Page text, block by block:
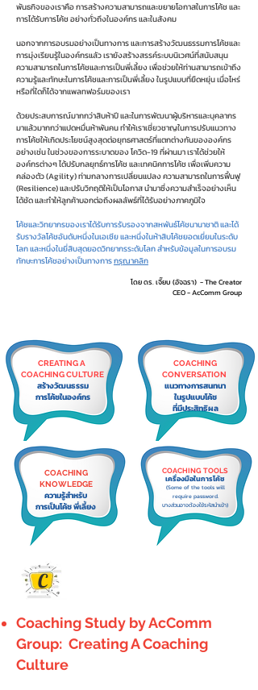
พันธกิจของเราคือ การสร้างความสามารถและขยายโอกาสในการโค้ช และ
การได้รับการโค้ช อย่างทั่วถึงในองค์กร และในสังคม
นอกจากการอบรมอย่างเป็นทางการ และการสร้างวัฒนธรรมการโค้ชและ
การมุ่งเรียนรู้ในองค์กรแลัว เรายังสร้างสรรค์ระบบนิเวศน์ที่สนับสนุน
ความสามารถในการโค้ชและการเป็นพี่เลี้ยง เพื่อช่วยให้ท่านสามารถเข้าถึง
ความรู้และทักษะในการโค้ชและการเป็นพี่เลี้ยง ในรูปแบบที่ยืดหยุ่น เมื่อไหร่
หรือที่ใดก็ได้จากแพลทฟอร์มของเรา
ด้วยประสบการณ์มากกว่าสิบห้าปี และในการพัฒนาผู้บริหารและบุคลากร
มาแล้วมากกว่าแปดหมื่นห้าพันคน ทำให้เราเชี่ยวชาญในการปรับแนวทาง
การโค้ชให้เกิดประโยชน์สูงสุดต่อยุทธศาสตร์ที่แตกต่างกันขององค์กร
อย่างเช่น ในช่วงของการระบาดของ โควิด-19 ที่ผ่านมา เราได้ช่วยให้
องค์กรต่างๆ ได้ปรับกลยุทธ์การโค้ช และเทคนิคการโค้ช​ เพื่อเพิ่มความ
คล่องตัว (Agility) ท่ามกลางการเปลี่ยนแปลง ความสามารถในการฟื้นฟู
(Resilience) และปรับวิกฤติให้เป็นโอกาส นำมาซึ่งความสำเร็จอย่างเห็น
ได้ชัด และทำให้ลูกค้าบอกต่อถึงผลลัพธ์ที่ได้รับอย่างภาคภูมิใจ
โค้ชและวิทยากรของเราได้รับการรับรองจากสหพันธ์โค้ชนานาชาติ และได้
รับรางวัลโค้ชอันดับหนึ่งในเอเซีย และหนึ่งในห้าสิบโค้ชยอดเยี่ยมในระดับ
โลก และหนึ่งในยี่สิบสุดยอดวิทยากรระดับโลก สำหรับข้อมูลในการอบรม
ทักษะการโค้ชอย่างเป็นทางการกรุณาคลิก
โดย ดร. เจี๊ยบ (อัจฉรา) - The Creator
CEO - AcComm Group
CREATING A
COACHING CULTURE
สร้างวัฒนธรรม
การโค้ชในองค์กร
COACHING
KNOWLEDGE
ความรู้สำหรับ
การเป็นโค้ช พี่เลี้ยง
COACHING
CONVERSATION
แนวทางการสนทนา
ในรูปแบบโค้ช
ที่มีประสิทธิผล
COACHING TOOLS
เครื่องมือในการโค้ช
(Some of the tools will
require password.
บางส่วนอาจต้องใช้รหัสนำเข้า)
C
Coaching Study by AcComm
Group: Creating A Coaching
Culture